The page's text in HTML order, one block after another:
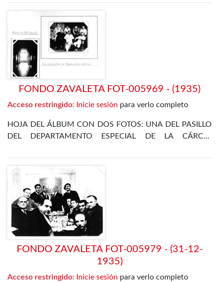
DEPARTAMENTO ESPECIAL, DE 31 DE DICIEMBRE DE
FONDO ZAVALETA FOT-005969 - (1935)
Acceso restringido: Inicie sesión para verlo completo
HOJA DEL ÁLBUM CON DOS FOTOS: UNA DEL PASILLO
DEL DEPARTAMENTO ESPECIAL DE LA CÁRCEL
LA SALA- DORMITORIO DEL DEPARTAMENTO DE
POLÍTICOS DEL 5 DE JULIO DE 1935
FONDO ZAVALETA FOT-005979 - (31-12-
1935)
Acceso restringido: Inicie sesión para verlo completo